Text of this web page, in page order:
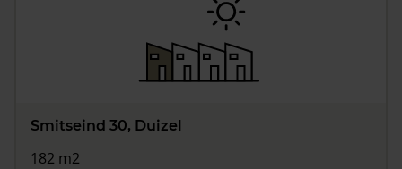
Smitseind 30, Duizel
182 m2